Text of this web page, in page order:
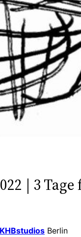
| 3
KHBstudios Berlin